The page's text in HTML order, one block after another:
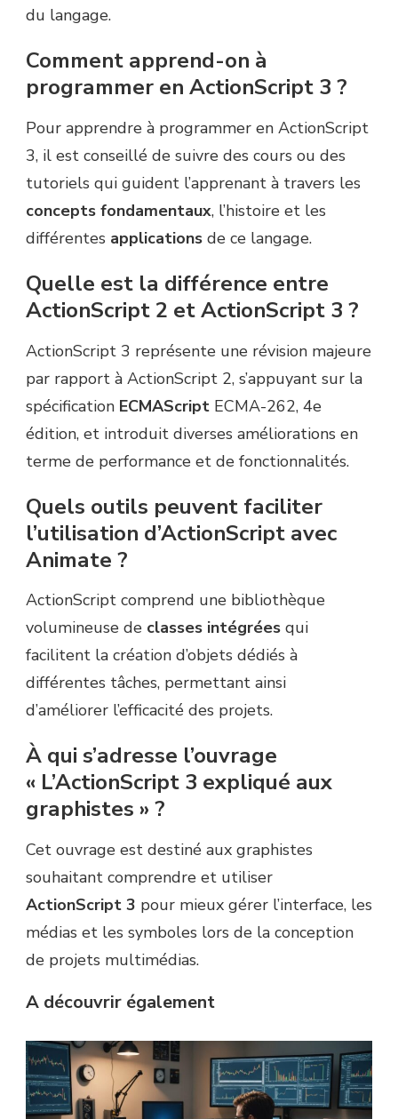
du langage.
Comment apprend-on à
programmer en ActionScript 3 ?
Pour apprendre à programmer en ActionScript
3, il est conseillé de suivre des cours ou des
tutoriels qui guident l’apprenant à travers les
concepts fondamentaux, l’histoire et les
différentes applications de ce langage.
Quelle est la différence entre
ActionScript 2 et ActionScript 3 ?
ActionScript 3 représente une révision majeure
par rapport à ActionScript 2, s’appuyant sur la
spécification ECMAScript ECMA-262, 4e
édition, et introduit diverses améliorations en
terme de performance et de fonctionnalités.
Quels outils peuvent faciliter
l’utilisation d’ActionScript avec
Animate ?
ActionScript comprend une bibliothèque
volumineuse de classes intégrées qui
facilitent la création d’objets dédiés à
différentes tâches, permettant ainsi
d’améliorer l’efficacité des projets.
À qui s’adresse l’ouvrage
« L’ActionScript 3 expliqué aux
graphistes » ?
Cet ouvrage est destiné aux graphistes
souhaitant comprendre et utiliser
ActionScript 3 pour mieux gérer l’interface, les
médias et les symboles lors de la conception
de projets multimédias.
A découvrir également